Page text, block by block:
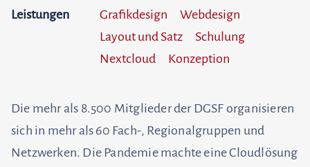
Leistungen
Grafikdesign
Webdesign
Layout und Satz
Schulung
Nextcloud
Konzeption
Die mehr als 8.500 Mitglieder der DGSF organisieren
sich in mehr als 60 Fach-, Regionalgruppen und
Netzwerken. Die Pandemie machte eine Cloudlösung